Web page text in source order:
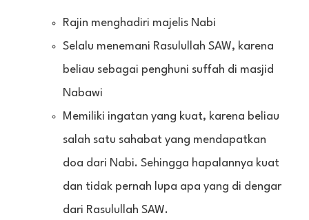
Rajin menghadiri majelis Nabi
Selalu menemani Rasulullah SAW, karena
beliau sebagai penghuni suffah di masjid
Nabawi
Memiliki ingatan yang kuat, karena beliau
salah satu sahabat yang mendapatkan
doa dari Nabi. Sehingga hapalannya kuat
dan tidak pernah lupa apa yang di dengar
dari Rasulullah SAW.